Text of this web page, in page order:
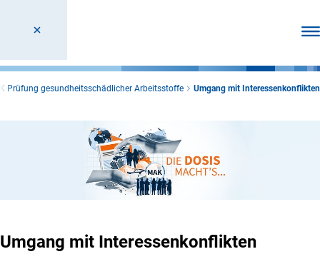
Prüfung gesundheitsschädlicher Arbeitsstoffe Umgang mit Interessenkonflikten
Umgang mit Interessenkonflikten